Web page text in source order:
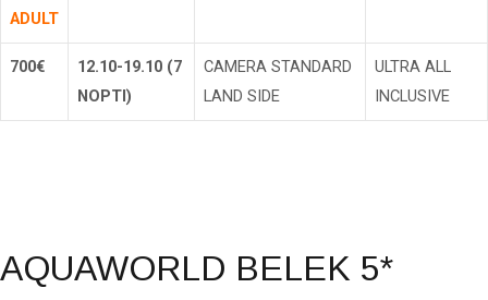
ADULT
700€
12.10-19.10 (7
NOPTI)
CAMERA STANDARD
LAND SIDE
ULTRA ALL
INCLUSIVE
AQUAWORLD BELEK 5*